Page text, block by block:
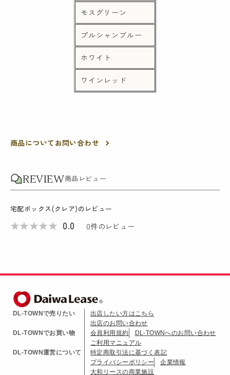
モスグリーン
プルシャンブルー
ホワイト
ワインレッド
商品についてお問い合わせ
REVIEW商品レビュー
宅配ボックス(クレア)のレビュー
★★★★★ 0.0 0件のレビュー
DL-TOWNで売りたい
出店したい方はこちら
出店のお問い合わせ
DL-TOWNでお買い物
会員利用規約
DL-TOWNへのお問い合わせ
ご利用マニュアル
DL-TOWN運営について
特定商取引法に基づく表記
プライバシーポリシー
企業情報
大和リースの商業施設